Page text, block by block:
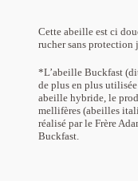
Cette abeille est ci
rucher sans protection
*L’abeille Buckfast
de plus en plus
abeille hybride, le
mellifères (abeilles
réalisé par le Frère
Buckfast.